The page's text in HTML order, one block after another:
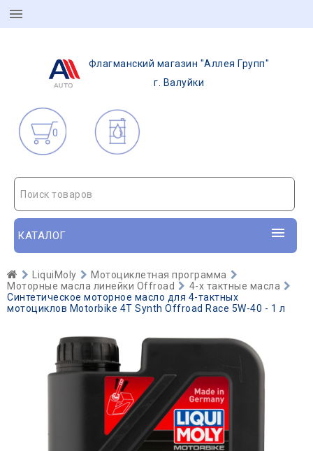
Флагманский магазин "Аллея Групп"
г. Валуйки
0
Поиск товаров
КАТАЛОГ
LiquiMoly
Мотоциклетная программа
Моторные масла линейки Offroad
4-х тактные масла
Синтетическое моторное масло для 4-тактных
мотоциклов Motorbike 4T Synth Offroad Race 5W-40 - 1 л